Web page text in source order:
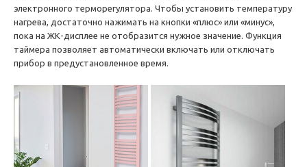
электронного терморегулятора. Чтобы установить температуру
нагрева, достаточно нажимать на кнопки «плюс» или «минус»,
пока на ЖК-дисплее не отобразится нужное значение. Функция
таймера позволяет автоматически включать или отключать
прибор в предустановленное время.